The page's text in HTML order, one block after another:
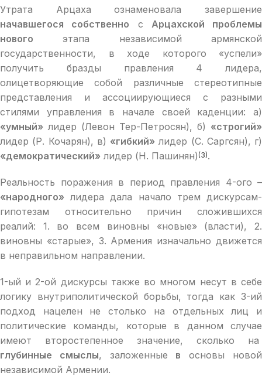
Утрата Арцаха ознаменовала завершение
начавшегося собственно с Арцахской проблемы
нового этапа независимой армянской
государственности, в ходе которого «успели»
получить бразды правления 4 лидера,
олицетворяющие собой различные стереотипные
представления и ассоциирующиеся с разными
стилями управления в начале своей каденции: а)
«умный» лидер (Левон Тер-Петросян), б) «строгий»
лидер (Р. Кочарян), в) «гибкий» лидер (С. Саргсян), г)
«демократический» лидер (Н. Пашинян) (3).
Реальность поражения в период правления 4-ого –
«народного» лидера дала начало трем дискурсам-
гипотезам относительно причин сложившихся
реалий: 1. во всем виновны «новые» (власти), 2.
виновны «старые», 3. Армения изначально движется
в неправильном направлении.
1-ый и 2-ой дискурсы также во многом несут в себе
логику внутриполитической борьбы, тогда как 3-ий
подход нацелен не столько на отдельных лиц и
политические команды, которые в данном случае
имеют второстепенное значение, сколько на
глубинные смыслы, заложенные в основы новой
независимой Армении.